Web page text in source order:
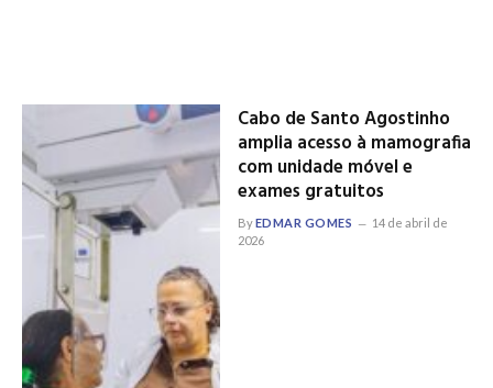
Cabo de Santo Agostinho
amplia acesso à mamografia
com unidade móvel e
exames gratuitos
ByEDMAR GOMES
14 de abril de
2026